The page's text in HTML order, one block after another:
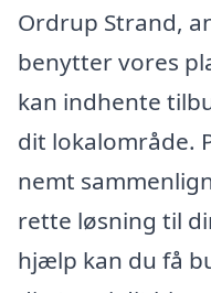
Ordrup Strand,
benytter vores
kan indhente
dit lokalområde.
nemt
rette løsning til
hjælp kan du få